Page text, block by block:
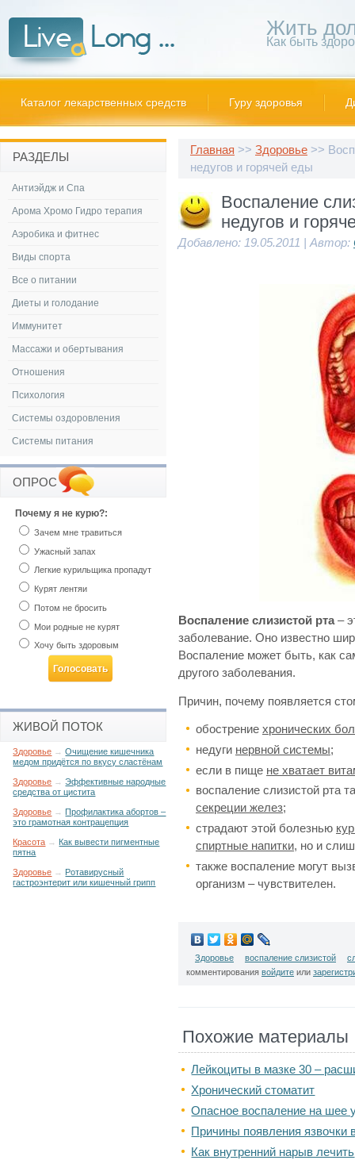
Жить
Как быть
Каталог лекарственных средств Гуру здоровья
Главная >> Здоровье >>
недугов и горячей еды
Воспаление
недугов и
Добавлено: 19.05.2011 | Автор:
Воспаление слизистой рта–
заболевание. Оно известно
Воспаление может быть, как
другого заболевания.
Причин, почему появляется
обострение хронических
недуги нервной системы;
если в пище не хватает
воспаление слизистой рта
секреции желез;
страдают этой болезнью
спиртные напитки, но и
также воспаление могут
организм – чувствителен.
Здоровье воспаление слизистой
комментирования войдите или
Похожие материалы
Лейкоциты в мазке 30 –
Хронический стоматит
Опасное воспаление на шее
Причины появления язвочки
Как внутренний нарыв лечить
РАЗДЕЛЫ
Антиэйдж и Спа
Арома Хромо Гидро терапия
Аэробика и фитнес
Виды спорта
Все о питании
Диеты и голодание
Иммунитет
Массажи и обертывания
Отношения
Психология
Системы оздоровления
Системы питания
ОПРОС
Почему я не курю?:
Зачем мне травиться
Ужасный запах
Легкие курильщика пропадут
Курят лентяи
Потом не бросить
Мои родные не курят
Хочу быть здоровым
ЖИВОЙ ПОТОК
Здоровье →Очищение кишечника
медом придётся по вкусу сластёнам
Здоровье →Эффективные народные
средства от цистита
Здоровье → Профилактика абортов –
это грамотная контрацепция
Красота → Как вывести пигментные
пятна
Здоровье → Ротавирусный
гастроэнтерит или кишечный грипп